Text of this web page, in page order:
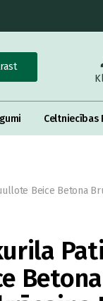
Celtniecības
Beice Betona